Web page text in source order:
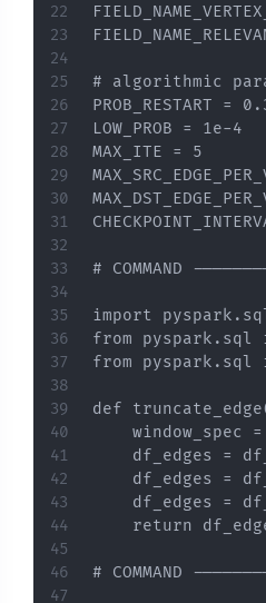
# algorithmic
PROB_RESTART =
LOW_PROB = 1e-4
MAX_ITE = 5
# COMMAND
import
from pyspark.sql
from pyspark.sql
def
window_spec
df_edges =
df_edges =
df_edges =
return
# COMMAND